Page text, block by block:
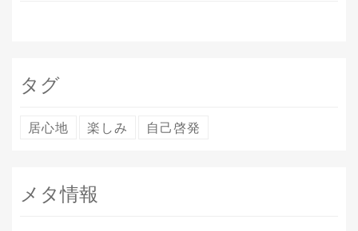
タグ
居心地 楽しみ 自己啓発
メタ情報